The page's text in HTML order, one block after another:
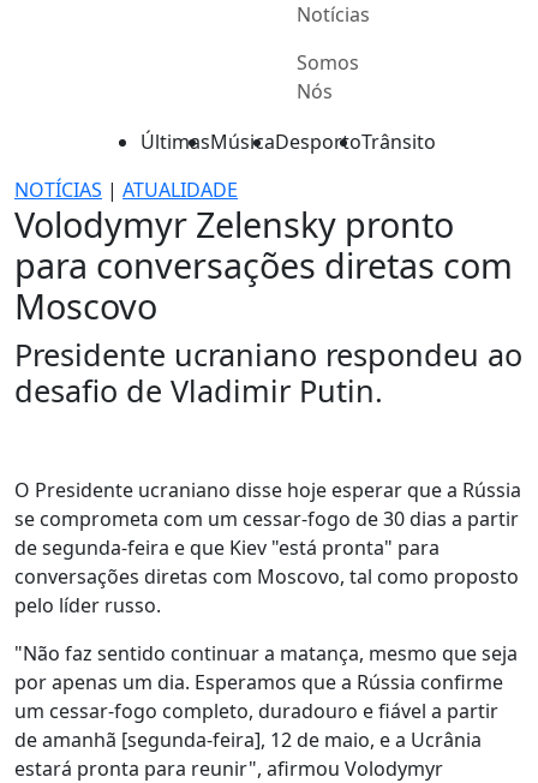
Notícias
Somos
Nós
ÚltimasMúsicaDesportoTrânsito
NOTÍCIAS | ATUALIDADE
Volodymyr Zelensky pronto
para conversações diretas com
Moscovo
Presidente ucraniano respondeu ao
desafio de Vladimir Putin.
O Presidente ucraniano disse hoje esperar que a Rússia
se comprometa com um cessar-fogo de 30 dias a partir
de segunda-feira e que Kiev "está pronta" para
conversações diretas com Moscovo, tal como proposto
pelo líder russo.
"Não faz sentido continuar a matança, mesmo que seja
por apenas um dia. Esperamos que a Rússia confirme
um cessar-fogo completo, duradouro e fiável a partir
de amanhã [segunda-feira], 12 de maio, e a Ucrânia
estará pronta para reunir", afirmou Volodymyr